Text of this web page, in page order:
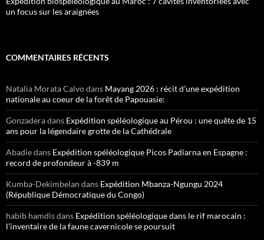
un focus sur les araignées
COMMENTAIRES RÉCENTS
Natalia Morata Calvodans Mayang 2026 : récit d’une expédition
nationale au coeur de la forêt de Papouasie:
Gonzaderadans Expédition spéléologique au Pérou : une quête de 15
ans pour la légendaire grotte de la Cathédrale
Abadiedans Expédition spéléologique Picos Padiarna en Espagne :
record de profondeur à -839 m
Kumba-Dekimbelan dans Expédition Mbanza-Ngungu 2024
(République Démocratique du Congo)
habib hamdisdans Expédition spéléologique dans le rif marocain :
l’inventaire de la faune cavernicole se poursuit